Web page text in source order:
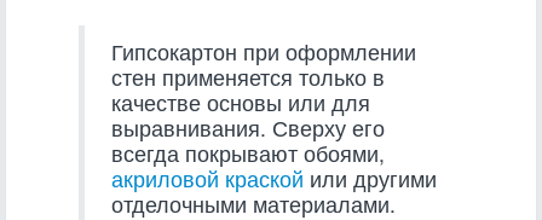
Гипсокартон при оформлении
стен применяется только в
качестве основы или для
выравнивания. Сверху его
всегда покрывают обоями,
акриловой краской или другими
отделочными материалами.